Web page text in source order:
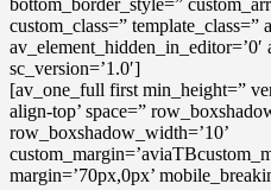
custom_class=” template_class=”
av_element_hidden_in_editor=’0′
sc_version=’1.0′]
[av_one_full first min_height=”
align-top’ space=”
row_boxshadow_width=’10’
margin=’70px,0px’